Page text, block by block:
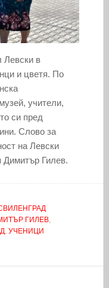
Левски в
и цветя. По
учители,
си пред
Слово за
на Левски
Димитър Гилев.
ГИЛЕВ,
, УЧЕНИЦИ